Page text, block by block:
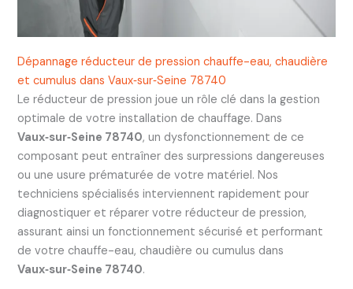
Dépannage réducteur de pression chauffe-eau, chaudière
et cumulus dans Vaux‑sur‑Seine 78740
Le réducteur de pression joue un rôle clé dans la gestion
optimale de votre installation de chauffage. Dans
Vaux‑sur‑Seine 78740, un dysfonctionnement de ce
composant peut entraîner des surpressions dangereuses
ou une usure prématurée de votre matériel. Nos
techniciens spécialisés interviennent rapidement pour
diagnostiquer et réparer votre réducteur de pression,
assurant ainsi un fonctionnement sécurisé et performant
de votre chauffe-eau, chaudière ou cumulus dans
Vaux‑sur‑Seine 78740.